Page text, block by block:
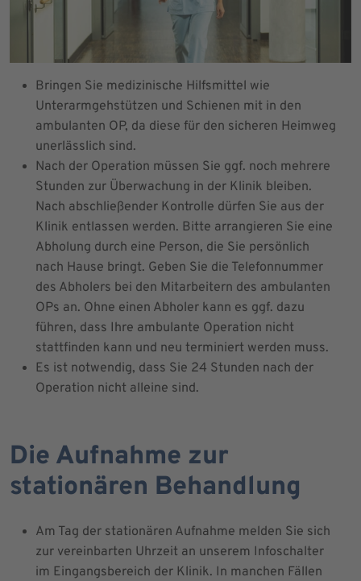
Bringen Sie medizinische Hilfsmittel wie
Unterarmgehstützen und Schienen mit in den
ambulanten OP, da diese für den sicheren Heimweg
unerlässlich sind.
Nach der Operation müssen Sie ggf. noch mehrere
Stunden zur Überwachung in der Klinik bleiben.
Nach abschließender Kontrolle dürfen Sie aus der
Klinik entlassen werden. Bitte arrangieren Sie eine
Abholung durch eine Person, die Sie persönlich
nach Hause bringt. Geben Sie die Telefonnummer
des Abholers bei den Mitarbeitern des ambulanten
OPs an. Ohne einen Abholer kann es ggf. dazu
führen, dass Ihre ambulante Operation nicht
stattfinden kann und neu terminiert werden muss.
Es ist notwendig, dass Sie 24 Stunden nach der
Operation nicht alleine sind.
Die Aufnahme zur
stationären Behandlung
Am Tag der stationären Aufnahme melden Sie sich
zur vereinbarten Uhrzeit an unserem Infoschalter
im Eingangsbereich der Klinik. In manchen Fällen